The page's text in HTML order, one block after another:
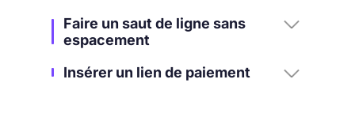
Faire un saut de ligne sans
espacement
Insérer un lien de paiement